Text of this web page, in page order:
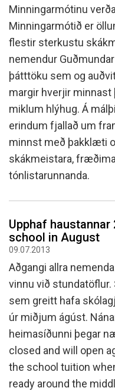
Minningarmótinu
Minningarmótið er
flestir sterkustu
nemendur
þátttöku sem og
margir hverjir
miklum hlýhug. Á
erindum fjallað um
minnst með þakklæti
skákmeistara,
tónlistarunnanda.
Upphaf
school in August
09.07.2013
Aðgangi allra
vinnu við
sem greitt hafa
úr miðjum ágúst.
heimasíðunni þegar
closed and will open
the school tuition
ready around the